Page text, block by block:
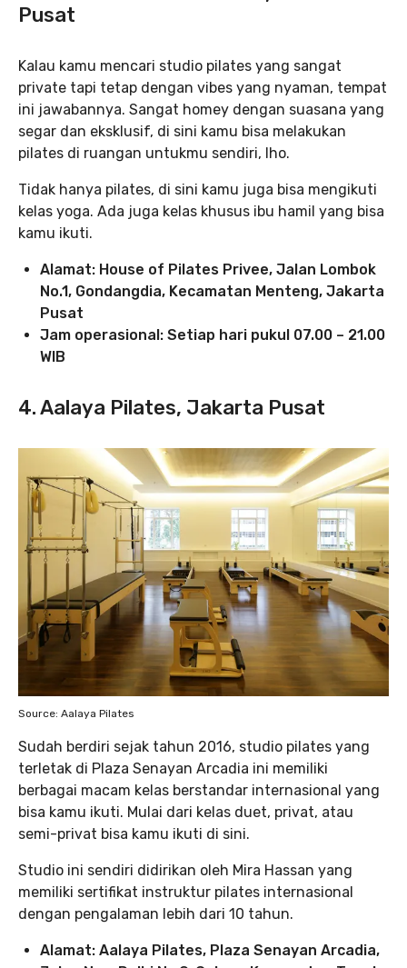
Pusat
Kalau kamu mencari studio pilates yang sangat
private tapi tetap dengan vibes yang nyaman, tempat
ini jawabannya. Sangat homey dengan suasana yang
segar dan eksklusif, di sini kamu bisa melakukan
pilates di ruangan untukmu sendiri, lho.
Tidak hanya pilates, di sini kamu juga bisa mengikuti
kelas yoga. Ada juga kelas khusus ibu hamil yang bisa
kamu ikuti.
Alamat: House of Pilates Privee, Jalan Lombok
No.1, Gondangdia, Kecamatan Menteng, Jakarta
Pusat
Jam operasional: Setiap hari pukul 07.00 – 21.00
WIB
4. Aalaya Pilates, Jakarta Pusat
Source: Aalaya Pilates
Sudah berdiri sejak tahun 2016, studio pilates yang
terletak di Plaza Senayan Arcadia ini memiliki
berbagai macam kelas berstandar internasional yang
bisa kamu ikuti. Mulai dari kelas duet, privat, atau
semi-privat bisa kamu ikuti di sini.
Studio ini sendiri didirikan oleh Mira Hassan yang
memiliki sertifikat instruktur pilates internasional
dengan pengalaman lebih dari 10 tahun.
Alamat: Aalaya Pilates, Plaza Senayan Arcadia,